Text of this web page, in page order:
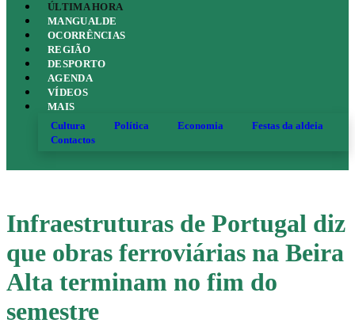
ÚLTIMA HORA
MANGUALDE
OCORRÊNCIAS
REGIÃO
DESPORTO
AGENDA
VÍDEOS
MAIS
Cultura
Política Economia
Festas da aldeia
Contactos
Infraestruturas de Portugal diz
que obras ferroviárias na Beira
Alta terminam no fim do
semestre